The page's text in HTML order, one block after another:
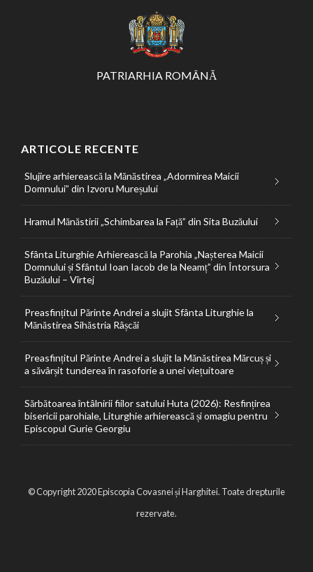
PATRIARHIA ROMÂNĂ
ARTICOLE RECENTE
Slujire arhierească la Mănăstirea „Adormirea Maicii
Domnului” din Izvoru Mureșului
Hramul Mănăstirii „Schimbarea la Față” din Sita Buzăului
Sfânta Liturghie Arhierească la Parohia „Nașterea Maicii
Domnului și Sfântul Ioan Iacob de la Neamț” din Întorsura
Buzăului – Vîrtej
Preasfințitul Părinte Andrei a slujit Sfânta Liturghie la
Mănăstirea Sihăstria Râșcăi
Preasfințitul Părinte Andrei a slujit la Mănăstirea Mărcuș și
a săvârșit tunderea în rasoforie a unei viețuitoare
Sărbătoarea întâlnirii fiilor satului Huta (2026): Resfințirea
bisericii parohiale, Liturghie arhierească și omagiu pentru
Episcopul Gurie Georgiu
© Copyright 2020 Episcopia Covasnei și Harghitei. Toate drepturile
rezervate.